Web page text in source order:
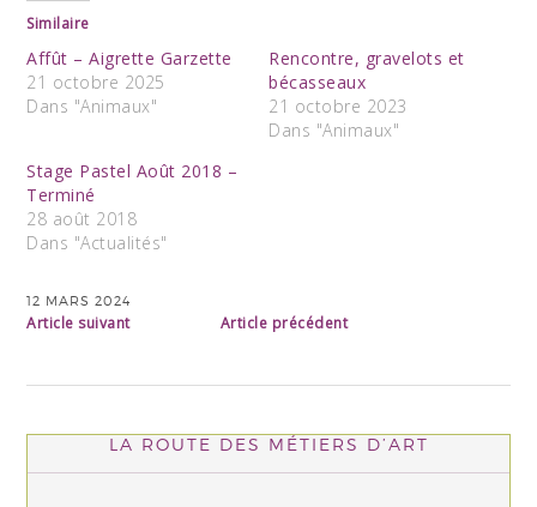
Similaire
Affût – Aigrette Garzette
21 octobre 2025
Dans "Animaux"
Rencontre, gravelots et
bécasseaux
21 octobre 2023
Dans "Animaux"
Stage Pastel Août 2018 –
Terminé
28 août 2018
Dans "Actualités"
12 MARS 2024
Article suivant Article précédent
LA ROUTE DES MÉTIERS D’ART